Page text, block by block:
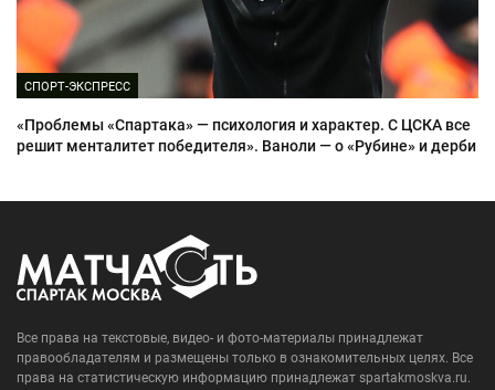
СПОРТ-ЭКСПРЕСС
«Проблемы «Спартака» — психология и характер. С ЦСКА все
решит менталитет победителя». Ваноли — о «Рубине» и дерби
Все права на текстовые, видео- и фото-материалы принадлежат
правообладателям и размещены только в ознакомительных целях. Все
права на статистическую информацию принадлежат spartakmoskva.ru.